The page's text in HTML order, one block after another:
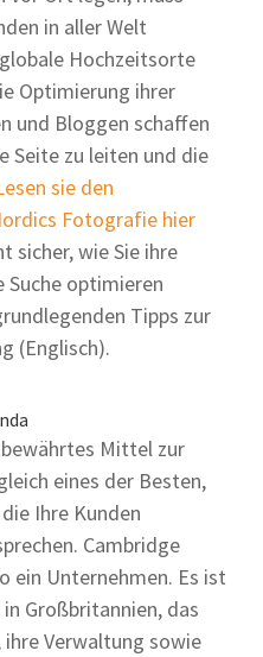
in aller Welt
Hochzeitsorte
Optimierung ihrer
und Bloggen schaffen
Seite zu leiten und die
sie den
Fotografie hier
sicher, wie Sie ihre
Suche optimieren
Tipps zur
(Englisch).
Mittel zur
eines der Besten,
Ihre Kunden
Cambridge
ein Unternehmen. Es ist
Großbritannien, das
Verwaltung sowie